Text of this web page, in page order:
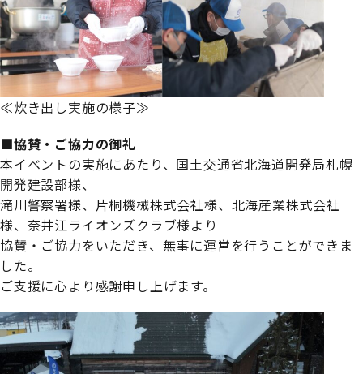
≪炊き出し実施の様子≫
■協賛・ご協力の御礼
本イベントの実施にあたり、国土交通省北海道開発局札幌
開発建設部様、
滝川警察署様、片桐機械株式会社様、北海産業株式会社
様、奈井江ライオンズクラブ様より
協賛・ご協力をいただき、無事に運営を行うことができま
した。
ご支援に心より感謝申し上げます。